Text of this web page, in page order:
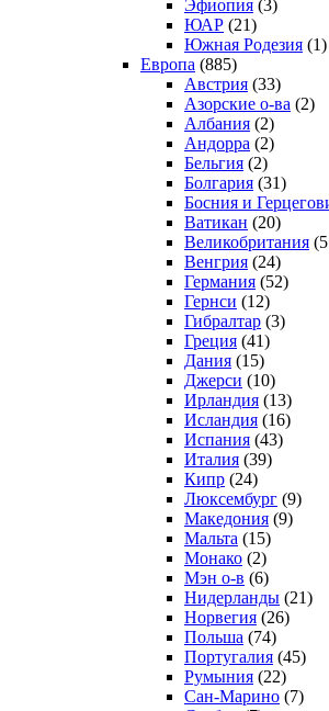
Эфиопия (3)
ЮАР (21)
Южная Родезия (1)
Европа (885)
Австрия (33)
Азорские о-ва (2)
Албания (2)
Андорра (2)
Бельгия (2)
Болгария (31)
Босния и
Ватикан (20)
Великобритания
Венгрия (24)
Германия (52)
Гернси (12)
Гибралтар (3)
Греция (41)
Дания (15)
Джерси (10)
Ирландия (13)
Исландия (16)
Испания (43)
Италия (39)
Кипр (24)
Люксембург (9)
Македония (9)
Мальта (15)
Монако (2)
Мэн о-в (6)
Нидерланды (21)
Норвегия (26)
Польша (74)
Португалия (45)
Румыния (22)
Сан-Марино (7)